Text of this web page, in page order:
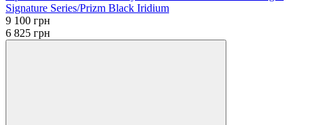
Signature Series/Prizm Black Iridium
9 100 грн
6 825 грн